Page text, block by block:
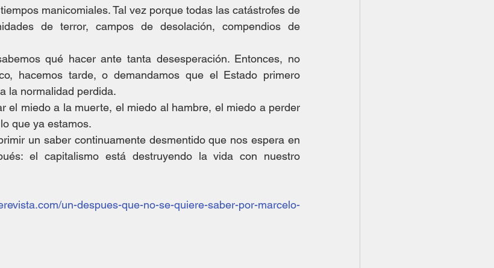
manicomiales. Tal vez porque todas las catástrofes de
de terror, campos de desolación, compendios de
qué hacer ante tanta desesperación. Entonces, no
hacemos tarde, o demandamos que el Estado primero
la normalidad perdida.
el miedo a la muerte, el miedo al hambre, el miedo a perder
que ya estamos.
un saber continuamente desmentido que nos espera en
el capitalismo está destruyendo la vida con nuestro
un-despues-que-no-se-quiere-saber-por-marcelo-